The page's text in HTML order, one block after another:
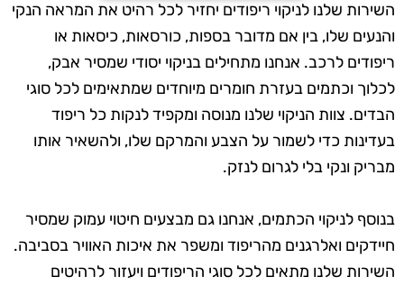
השירות שלנו לניקוי ריפודים יחזיר לכל רהיט את המראה הנקי
והנעים שלו, בין אם מדובר בספות, כורסאות, כיסאות או
ריפודים לרכב. אנחנו מתחילים בניקוי יסודי שמסיר אבק,
לכלוך וכתמים בעזרת חומרים מיוחדים שמתאימים לכל סוגי
הבדים. צוות הניקוי שלנו מנוסה ומקפיד לנקות כל ריפוד
בעדינות כדי לשמור על הצבע והמרקם שלו, ולהשאיר אותו
מבריק ונקי בלי לגרום לנזק.
בנוסף לניקוי הכתמים, אנחנו גם מבצעים חיטוי עמוק שמסיר
חיידקים ואלרגנים מהריפוד ומשפר את איכות האוויר בסביבה.
השירות שלנו מתאים לכל סוגי הריפודים ויעזור לרהיטים